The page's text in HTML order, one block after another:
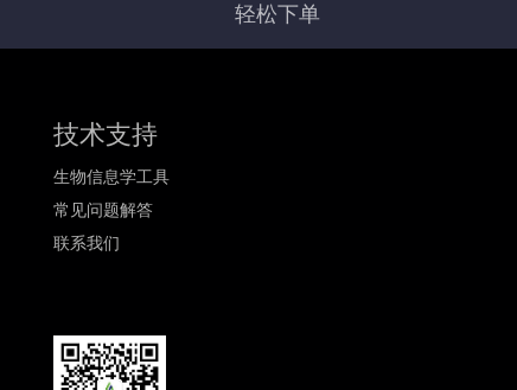
轻松下单
技术支持
生物信息学工具
常见问题解答
联系我们